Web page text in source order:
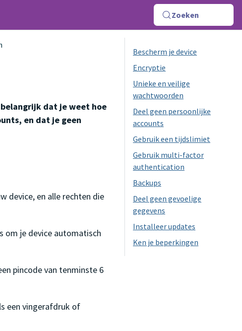
Zoeken
belangrijk dat je weet hoe
en dat je geen
device, en alle rechten die
om je device automatisch
pincode van tenminste 6
een vingerafdruk of
Bescherm je device
Encryptie
Unieke en veilige
wachtwoorden
Deel geen persoonlijke
accounts
Gebruik een tijdslimiet
Gebruik multi-factor
authentication
Backups
Deel geen gevoelige
gegevens
Installeer updates
Ken je beperkingen